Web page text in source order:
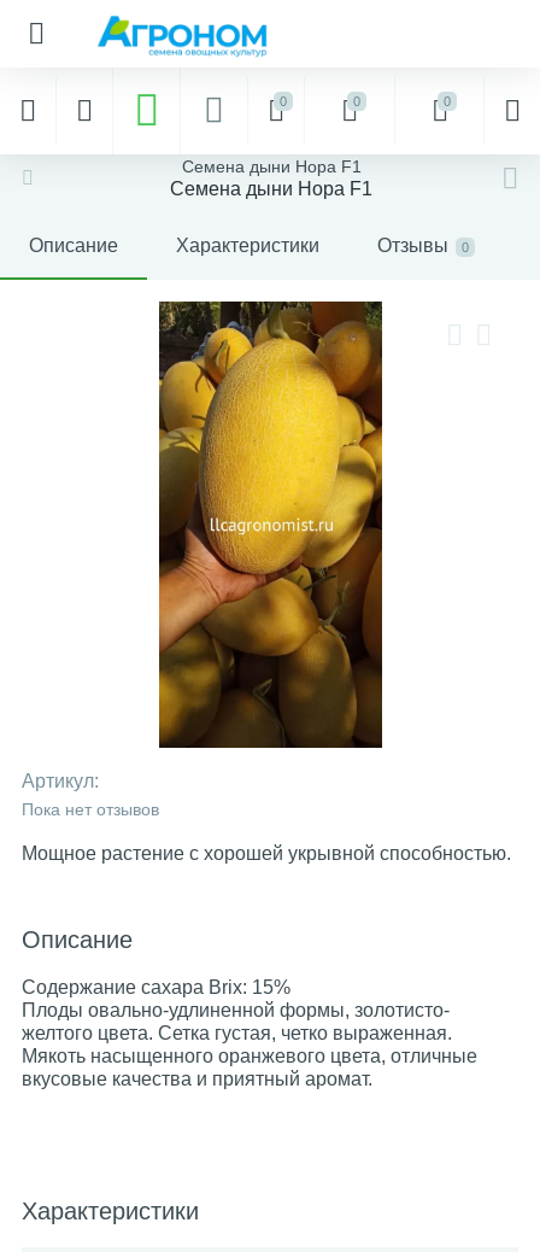
0 0 0
Семена дыни Нора F1
Семена дыни Нора F1
Описание Характеристики Отзывы 0
Артикул:
Пока нет отзывов
Мощное растение с хорошей укрывной способностью.
Описание
Содержание сахара Brix: 15%
Плоды овально-удлиненной формы, золотисто-
желтого цвета. Сетка густая, четко выраженная.
Мякоть насыщенного оранжевого цвета, отличные
вкусовые качества и приятный аромат.
Характеристики